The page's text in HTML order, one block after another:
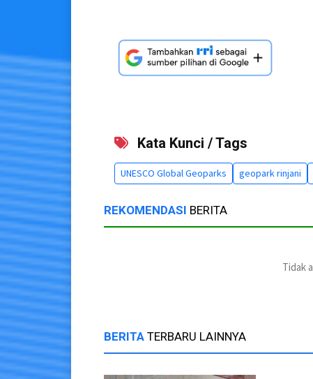
Kata Kunci / Tags
UNESCO Global Geoparks geopark rinjani
REKOMENDASI BERITA
Tidak
BERITA TERBARU LAINNYA